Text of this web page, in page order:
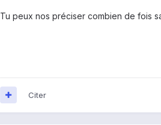
Tu peux nos préciser combien de fois
Citer